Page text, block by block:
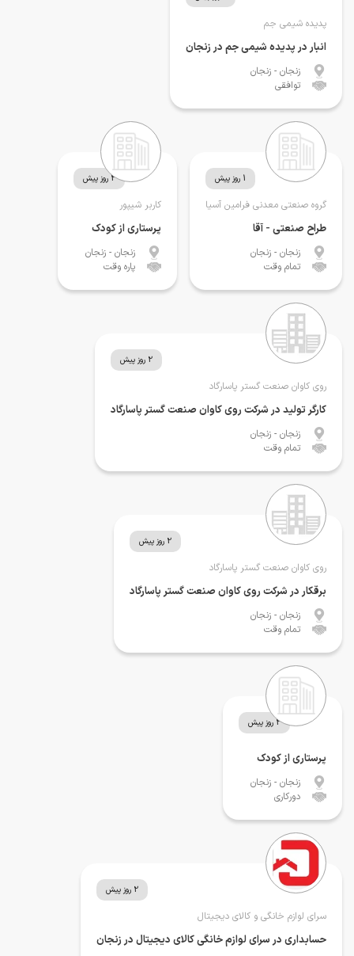
پدیده شیمی جم
انبار در پدیده شیمی جم در زنجان
زنجان - زنجان
توافقی
1 روز پیش
گروه صنعتی معدنی فرامین آسیا
طراح صنعتی - آقا
زنجان - زنجان
تمام وقت
2 روز پیش
کاربر شیپور
پرستاری از کودک
زنجان - زنجان
پاره وقت
2 روز پیش
روی کاوان صنعت گستر پاسارگاد
کارگر تولید در شرکت روی کاوان صنعت گستر پاسارگاد
زنجان - زنجان
تمام وقت
2 روز پیش
روی کاوان صنعت گستر پاسارگاد
برقکار در شرکت روی کاوان صنعت گستر پاسارگاد
زنجان - زنجان
تمام وقت
2 روز پیش
پرستاری از کودک
زنجان - زنجان
دورکاری
2 روز پیش
سرای لوازم خانگی و کالای دیجیتال
حسابداری در سرای لوازم خانگی کالای دیجیتال در زنجان